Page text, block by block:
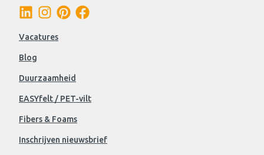
Vacatures
Blog
Duurzaamheid
EASYfelt / PET-vilt
Fibers & Foams
Inschrijven nieuwsbrief